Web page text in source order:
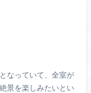
なっていて、全室が
景を楽しみたいとい